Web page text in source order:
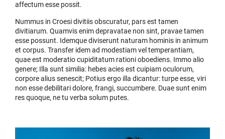
affectum esse possit.
Nummus in Croesi divitiis obscuratur, pars est tamen
divitiarum. Quamvis enim depravatae non sint, pravae tamen
esse possunt. Idemque diviserunt naturam hominis in animum
et corpus. Transfer idem ad modestiam vel temperantiam,
quae est moderatio cupiditatum rationi oboediens. Immo alio
genere; Illa sunt similia: hebes acies est cuipiam oculorum,
corpore alius senescit; Potius ergo illa dicantur: turpe esse, viri
non esse debilitari dolore, frangi, succumbere. Duae sunt enim
res quoque, ne tu verba solum putes.